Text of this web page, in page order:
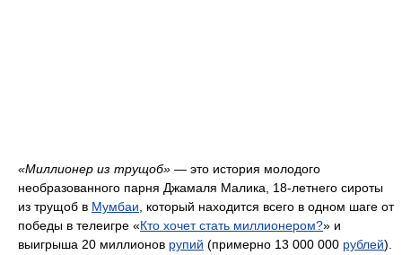
«Миллионер из трущоб» — это история молодого
необразованного парня Джамаля Малика, 18-летнего сироты
из трущоб в Мумбаи , который находится всего в одном шаге от
победы в телеигре «Кто хочет стать миллионером?» и
выигрыша 20 миллионов рупий (примерно 13 000 000 рублей).